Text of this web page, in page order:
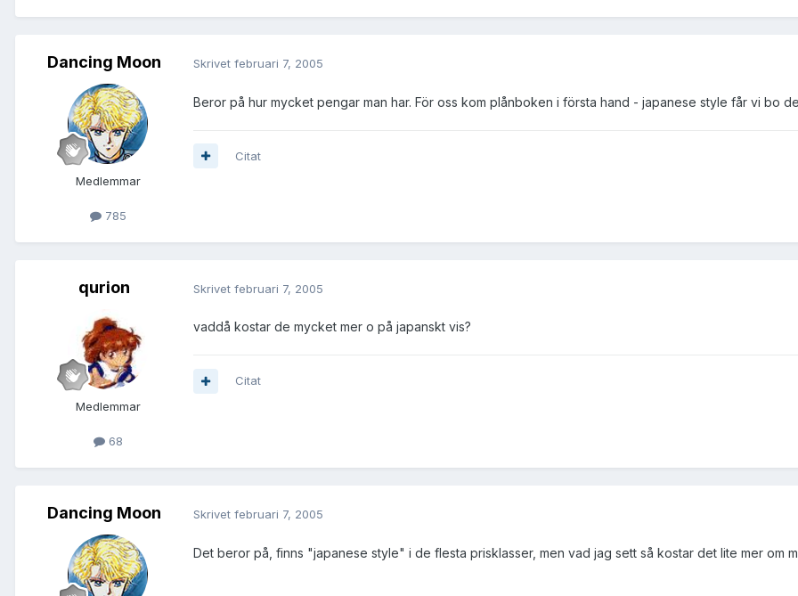
Dancing Moon
Medlemmar
785
Skrivet februari 7, 2005
Beror på hur mycket pengar man har. För oss kom plånboken i första hand - japanese style får vi bo
Citat
qurion
Medlemmar
68
Skrivet februari 7, 2005
vaddå kostar de mycket mer o på japanskt vis?
Citat
Dancing Moon Skrivet februari 7, 2005
Det beror på, finns "japanese style" i de flesta prisklasser, men vad jag sett så kostar det lite mer om